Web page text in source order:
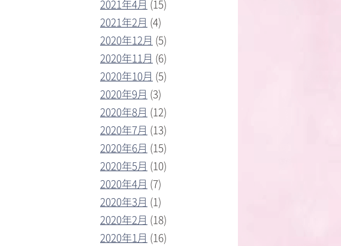
2021年4月 (15)
2021年2月 (4)
2020年12月 (5)
2020年11月 (6)
2020年10月 (5)
2020年9月 (3)
2020年8月 (12)
2020年7月 (13)
2020年6月 (15)
2020年5月 (10)
2020年4月 (7)
2020年3月 (1)
2020年2月 (18)
2020年1月 (16)